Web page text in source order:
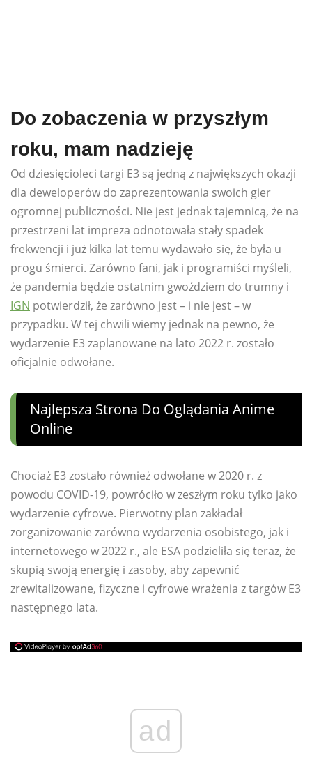
Do zobaczenia w przyszłym
roku, mam nadzieję
Od dziesięcioleci targi E3 są jedną z największych okazji
dla deweloperów do zaprezentowania swoich gier
ogromnej publiczności. Nie jest jednak tajemnicą, że na
przestrzeni lat impreza odnotowała stały spadek
frekwencji i już kilka lat temu wydawało się, że była u
progu śmierci. Zarówno fani, jak i programiści myśleli,
że pandemia będzie ostatnim gwoździem do trumny i
IGN potwierdził, że zarówno jest – i nie jest – w
przypadku. W tej chwili wiemy jednak na pewno, że
wydarzenie E3 zaplanowane na lato 2022 r. zostało
oficjalnie odwołane.
Najlepsza Strona Do Oglądania Anime
Online
Chociaż E3 zostało również odwołane w 2020 r. z
powodu COVID-19, powróciło w zeszłym roku tylko jako
wydarzenie cyfrowe. Pierwotny plan zakładał
zorganizowanie zarówno wydarzenia osobistego, jak i
internetowego w 2022 r., ale ESA podzieliła się teraz, że
skupią swoją energię i zasoby, aby zapewnić
zrewitalizowane, fizyczne i cyfrowe wrażenia z targów E3
następnego lata.
ad